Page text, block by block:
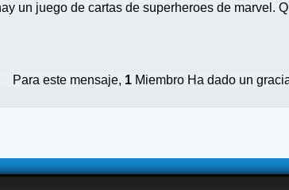
un juego de cartas de superheroes de marvel.
Para este mensaje, 1 Miembro Ha dado un